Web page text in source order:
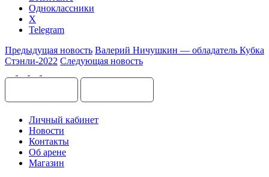
Одноклассники
X
Telegram
Предыдущая новость Валерий Ничушкин — обладатель Кубка
Стэнли-2022 Следующая новость
Личный кабинет
Новости
Контакты
Об арене
Магазин